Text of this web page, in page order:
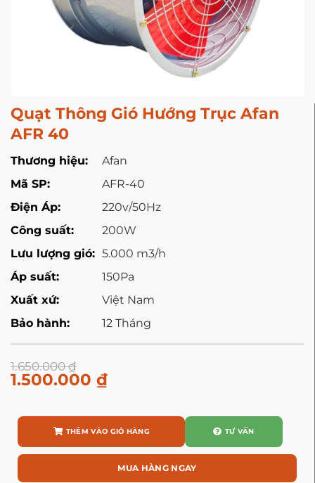
Quạt Thông Gió Hướng Trục Afan
AFR 40
Thương hiệu:
Afan
Mã SP:
AFR-40
Điện Áp:
220v/50Hz
Công suất:
200W
Lưu lượng gió: 5.000 m3/h
Áp suất:
150Pa
Xuất xứ:
Việt Nam
Bảo hành:
12 Tháng
1.650.000₫
1.500.000 ₫
THÊM VÀO GIỎ HÀNG
MUA HÀNG NGAY
TƯ VẤN